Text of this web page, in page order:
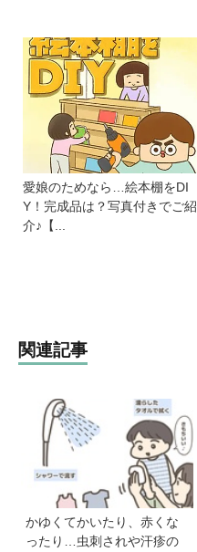
愛娘のためなら…絵本棚をDI
Y！完成品は？写真付きでご紹
介♪【...
関連記事
かゆくてかいたり、赤くな
ったり…虫刺されや汗疹の